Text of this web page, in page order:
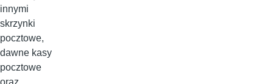
innymi
skrzynki
pocztowe,
dawne kasy
pocztowe
oraz